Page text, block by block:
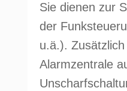
Sie dienen zur
der
u.ä.).
Alarmzentrale